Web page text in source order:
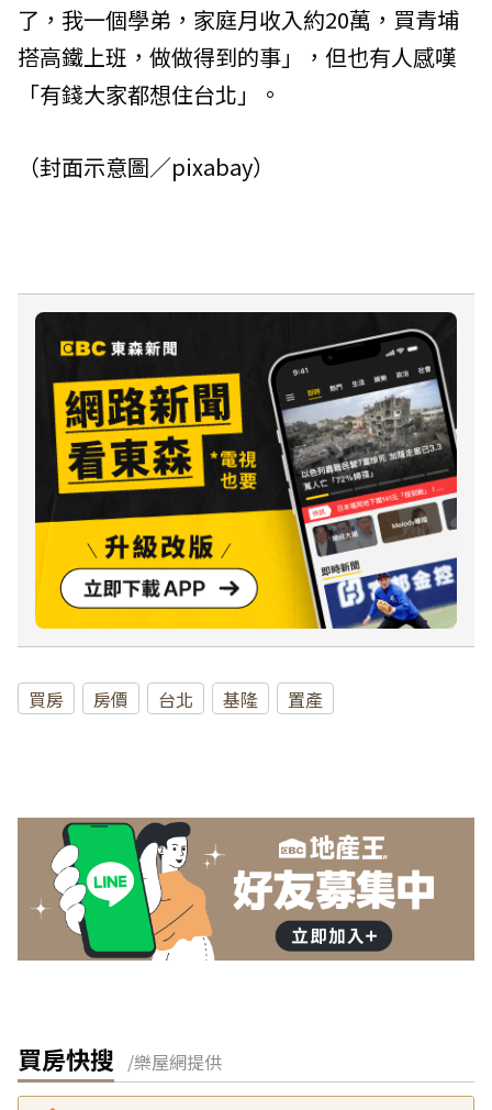
了，我一個學弟，家庭月收入約20萬，買青埔
搭高鐵上班，做做得到的事」，但也有人感嘆
「有錢大家都想住台北」。
（封面示意圖／pixabay）
買房 房價 台北 基隆 置產
買房快搜 /樂屋網提供